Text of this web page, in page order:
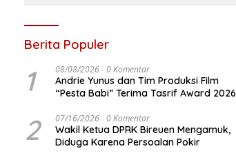
Berita Populer
1 08/08/2026 0 Komentar
Andrie Yunus dan Tim Produksi Film
“Pesta Babi” Terima Tasrif Award 2026
2 07/16/2026 0 Komentar
Wakil Ketua DPRK Bireuen Mengamuk,
Diduga Karena Persoalan Pokir